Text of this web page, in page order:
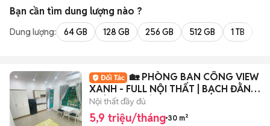
Bạn cần tìm dung lượng nào ?
Dung lượng: 64 GB 128 GB 256 GB 512 GB 1 TB
🏡 PHÒNG BAN CÔNG VIEW
XANH - FULL NỘI THẤT | BẠCH ĐẰNG
- TÂN SƠN HÒA
Nội thất đầy đủ
5,9 triệu/tháng 30 m²